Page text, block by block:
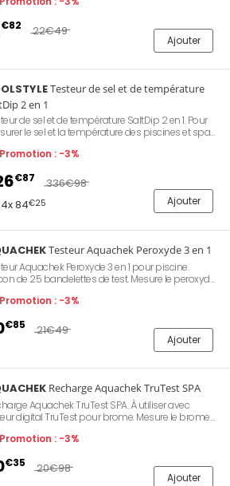
€82 22€49
Ajouter
Testeur de sel et de température
2 en 1
de sel et de température SaltDip 2 en 1. Pour
le sel et la température des piscines et spas.
écran LCD avec lecture facile. Mémoire des
précédentes pour comparer vos résultats.
Promotion : -3%
€87 336€98
84€25 Ajouter
Testeur Aquachek Peroxyde 3 en 1
Aquachek Peroxyde 3 en 1 pour piscine.
de 25 bandelettes de test. Mesure le peroxyde,
et l'alcalinité totale.
Promotion : -3%
€85 21€49
Ajouter
Recharge Aquachek TruTest SPA
Aquachek TruTest SPA. À utiliser avec
digital TruTest pour brome. Mesure le brome
le chlore total, le pH et le TAC.
Promotion : -3%
€35 20€98
Ajouter